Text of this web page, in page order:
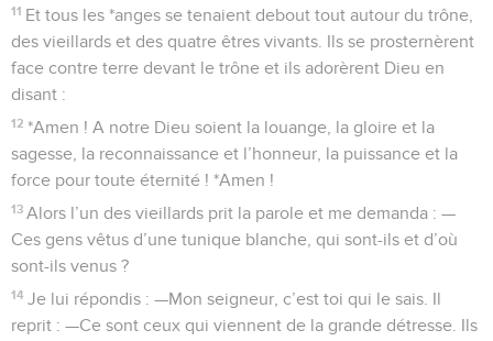
11 Et tous les *anges se tenaient debout tout autour du trône,
des vieillards et des quatre êtres vivants. Ils se prosternèrent
face contre terre devant le trône et ils adorèrent Dieu en
disant :
12 *Amen ! A notre Dieu soient la louange, la gloire et la
sagesse, la reconnaissance et l’honneur, la puissance et la
force pour toute éternité ! *Amen !
13 Alors l’un des vieillards prit la parole et me demanda : —
Ces gens vêtus d’une tunique blanche, qui sont-ils et d’où
sont-ils venus ?
14 Je lui répondis : —Mon seigneur, c’est toi qui le sais. Il
reprit : —Ce sont ceux qui viennent de la grande détresse. Ils